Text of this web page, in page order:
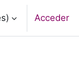
Acceder